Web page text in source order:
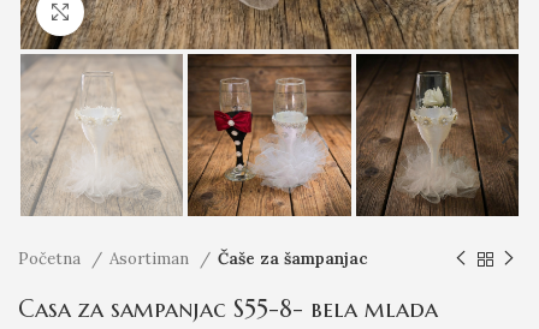
Click to enlarge
Početna Asortiman Čaše za šampanjac
Casa za sampanjac S55-8- bela mlada